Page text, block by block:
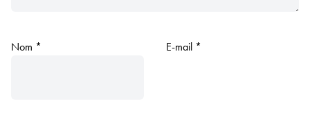
Nom * E-mail *